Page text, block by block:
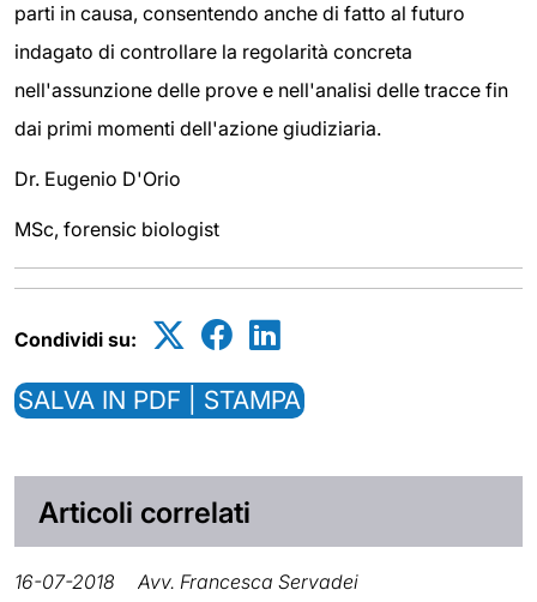
parti in causa, consentendo anche di fatto al futuro
indagato di controllare la regolarità concreta
nell'assunzione delle prove e nell'analisi delle tracce fin
dai primi momenti dell'azione giudiziaria.
Dr. Eugenio D'Orio
MSc, forensic biologist
Condividi su:
SALVA IN PDF | STAMPA
Articoli correlati
16-07-2018 Avv. Francesca Servadei